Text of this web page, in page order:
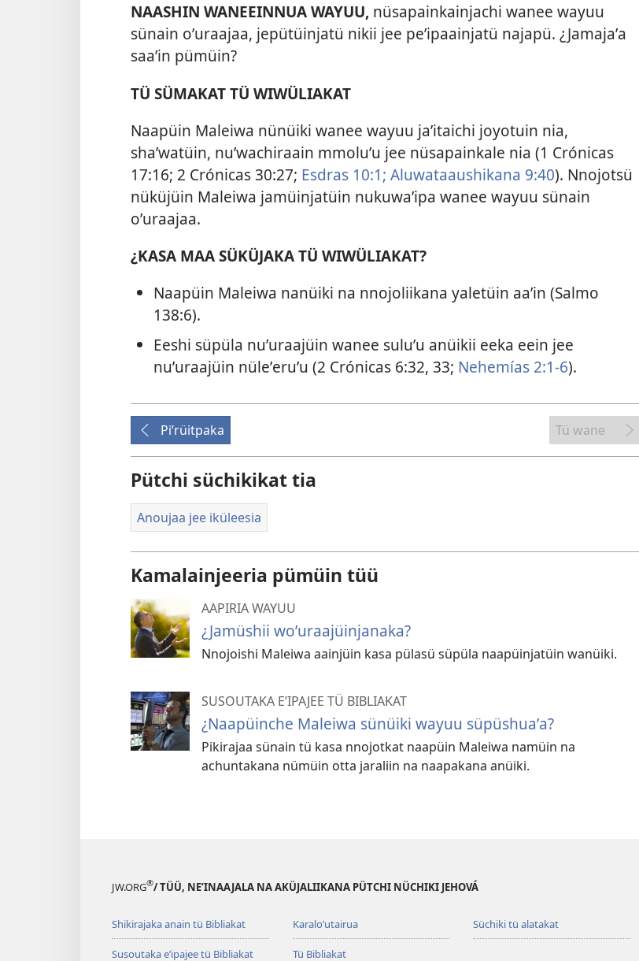
NAASHIN WANEEINNUA WAYUU, nüsapainkainjachi wanee wayuu
sünain oʼuraajaa, jepütüinjatü nikii jee peʼipaainjatü najapü. ¿Jamajaʼa
saaʼin pümüin?
TÜ SÜMAKAT TÜ WIWÜLIAKAT
Naapüin Maleiwa nünüiki wanee wayuu jaʼitaichi joyotuin nia,
shaʼwatüin, nuʼwachiraain mmoluʼu jee nüsapainkale nia (1 Crónicas
17:16; 2 Crónicas 30:27; Esdras 10:1; Aluwataaushikana 9:40). Nnojotsü
nüküjüin Maleiwa jamüinjatüin nukuwaʼipa wanee wayuu sünain
oʼuraajaa.
¿KASA MAA SÜKÜJAKA TÜ WIWÜLIAKAT?
Naapüin Maleiwa nanüiki na nnojoliikana yaletüin aaʼin (Salmo
138:6).
Eeshi süpüla nuʼuraajüin wanee suluʼu anüikii eeka eein jee
nuʼuraajüin nüleʼeruʼu (2 Crónicas 6:32, 33; Nehemías 2:1-6).
Piʼrüitpaka Tü wane
Pütchi süchikikat tia
Anoujaa jee iküleesia
Kamalainjeeria pümüin tüü
AAPIRIA WAYUU
¿Jamüshii woʼuraajüinjanaka?
Nnojoishi Maleiwa aainjüin kasa pülasü süpüla naapüinjatüin wanüiki.
SUSOUTAKA EʼIPAJEE TÜ BIBLIAKAT
¿Naapüinche Maleiwa sünüiki wayuu süpüshuaʼa?
Pikirajaa sünain tü kasa nnojotkat naapüin Maleiwa namüin na
achuntakana nümüin otta jaraliin na naapakana anüiki.
JW.ORG®/ TÜÜ, NEʼINAAJALA NA AKÜJALIIKANA PÜTCHI NÜCHIKI JEHOVÁ
Shikirajaka anain tü Bibliakat
Susoutaka eʼipajee tü Bibliakat
Karaloʼutairua
Tü Bibliakat
Süchiki tü alatakat